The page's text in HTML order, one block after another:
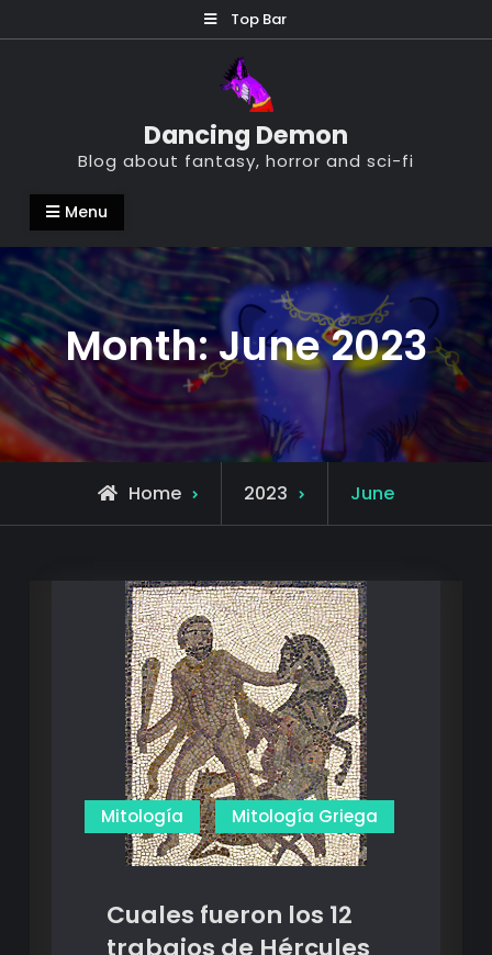
to
Top Bar
Dancing Demon
Blog about fantasy, horror and sci-fi
Menu
Month:June 2023
Home 2023 June
Mitología Mitología Griega
Cuales fueron los 12
trabajos de Hércules